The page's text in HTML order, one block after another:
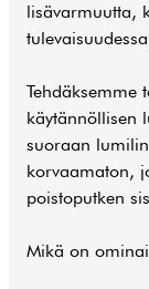
lisävarmuutta,
Tehdäksemme
käytännöllisen
suoraan
korvaamaton,
poistoputken
Mikä on